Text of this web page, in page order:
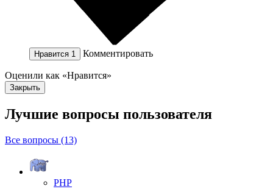
Нравится 1 Комментировать
Оценили как «Нравится»
Закрыть
Лучшие вопросы пользователя
Все вопросы (13)
PHP